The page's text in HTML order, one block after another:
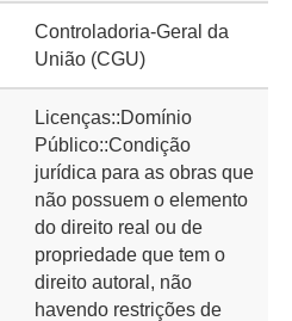
Controladoria-Geral da
União (CGU)
Licenças::Domínio
Público::Condição
jurídica para as obras que
não possuem o elemento
do direito real ou de
propriedade que tem o
direito autoral, não
havendo restrições de